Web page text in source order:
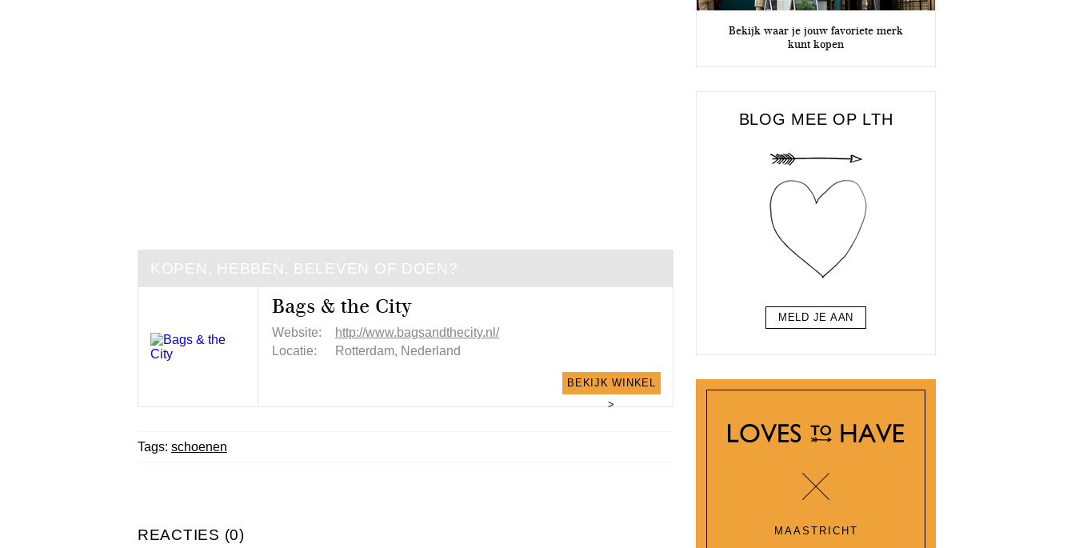
KOPEN, HEBBEN, BELEVEN OF DOEN?
Bags & the City
Website:
http://www.bagsandthecity.nl/
Locatie:
Rotterdam, Nederland
BEKIJK WINKEL
>
Tags: schoenen
REACTIES (0)
Bekijk waar je jouw favoriete merk
kunt kopen
BLOG MEE OP LTH
MELD JE AAN
MAASTRICHT